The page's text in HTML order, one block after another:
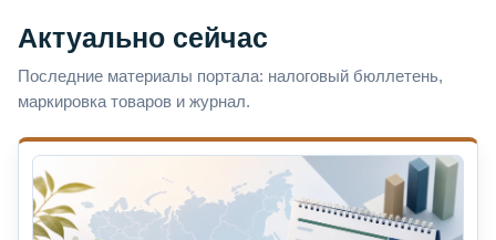
Актуально сейчас
Последние материалы портала: налоговый бюллетень,
маркировка товаров и журнал.